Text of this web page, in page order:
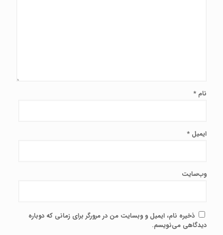
نام *
ایمیل *
وب‌سایت
ذخیره نام، ایمیل و وبسایت من در مرورگر برای زمانی که دوباره
دیدگاهی می‌نویسم.